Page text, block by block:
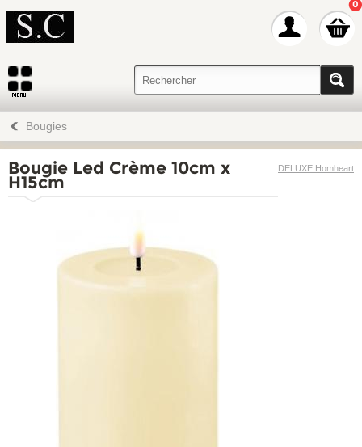
0
Bougies
DELUXE Homheart
Bougie Led Crème 10cm x
H15cm